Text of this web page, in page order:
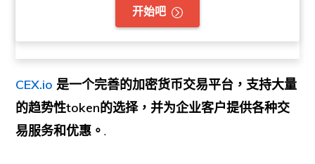
开始吧
CEX.io 是一个完善的加密货币交易平台，支持大量
的趋势性token的选择，并为企业客户提供各种交
易服务和优惠。.